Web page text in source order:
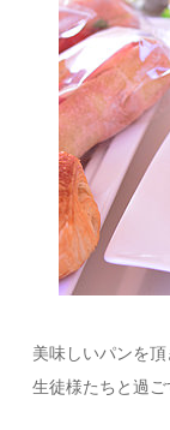
美味しいパンを
生徒様たちと過ご